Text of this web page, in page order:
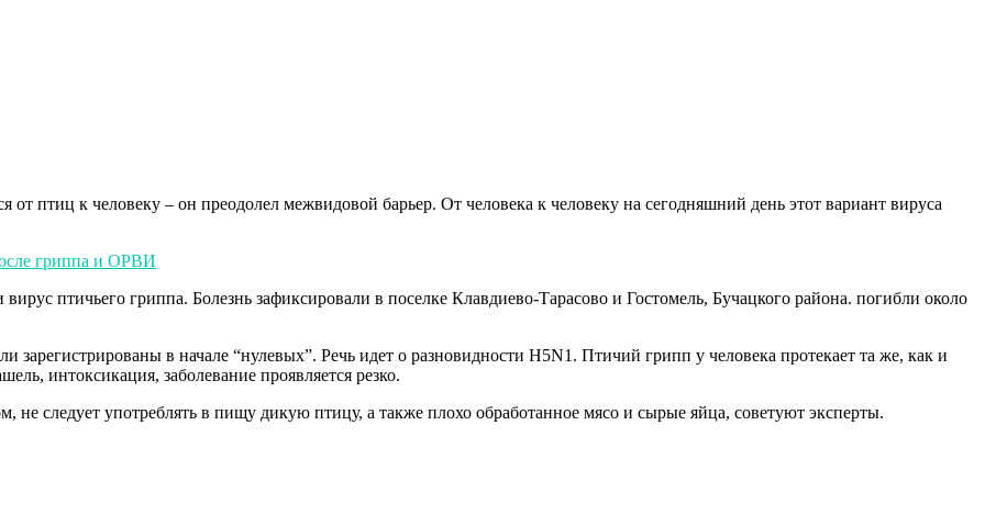
птиц к человеку – он преодолел межвидовой барьер. От человека к человеку на сегодняшний день этот вариант вируса
гриппа и ОРВИ
птичьего гриппа. Болезнь зафиксировали в поселке Клавдиево-Тарасово и Гостомель, Бучацкого района. погибли около
в начале “нулевых”. Речь идет о разновидности H5N1. Птичий грипп у человека протекает та же, как и
интоксикация, заболевание проявляется резко.
не следует употреблять в пищу дикую птицу, а также плохо обработанное мясо и сырые яйца, советуют эксперты.